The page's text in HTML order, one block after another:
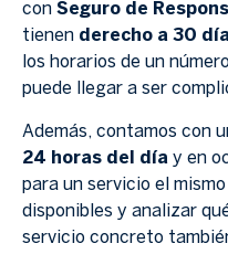
con Seguro de
tienen derecho a 30
los horarios de un
puede llegar a ser
Además, contamos con
24 horas del día y en
para un servicio el
disponibles y analizar
servicio concreto